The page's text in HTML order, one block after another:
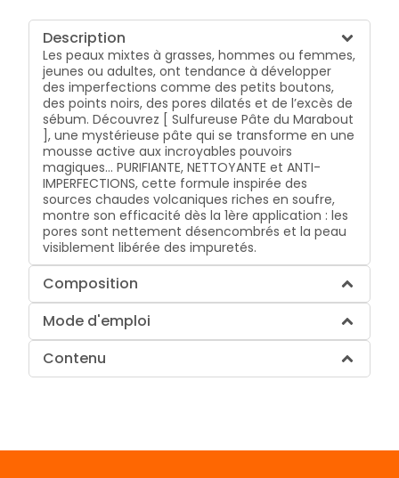
Description
Les peaux mixtes à grasses, hommes ou femmes,
jeunes ou adultes, ont tendance à développer
des imperfections comme des petits boutons,
des points noirs, des pores dilatés et de l’excès de
sébum. Découvrez [ Sulfureuse Pâte du Marabout
], une mystérieuse pâte qui se transforme en une
mousse active aux incroyables pouvoirs
magiques… PURIFIANTE, NETTOYANTE et ANTI-
IMPERFECTIONS, cette formule inspirée des
sources chaudes volcaniques riches en soufre,
montre son efficacité dès la 1ère application : les
pores sont nettement désencombrés et la peau
visiblement libérée des impuretés.
Composition
Mode d'emploi
Contenu